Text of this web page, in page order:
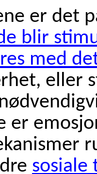
er det
blir
med
eller
er
sosiale